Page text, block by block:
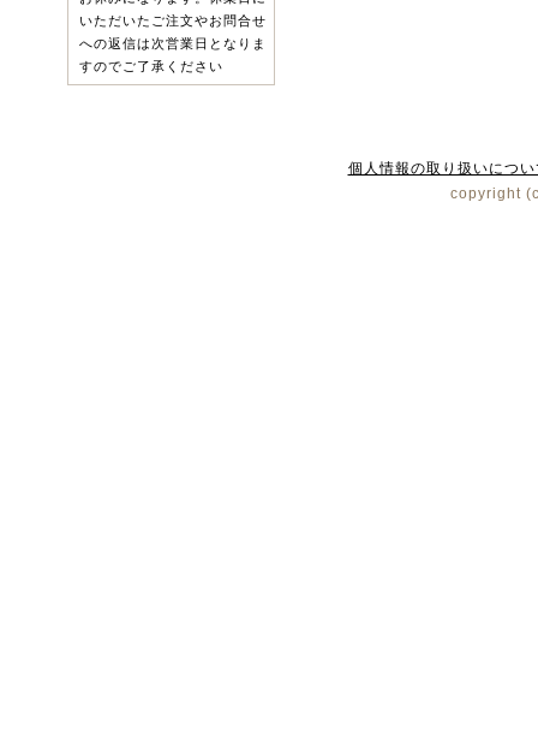
いただいたご注文やお問合せ
への返信は次営業日となりま
すのでご了承ください
個人情報の取り扱いについ
copyright